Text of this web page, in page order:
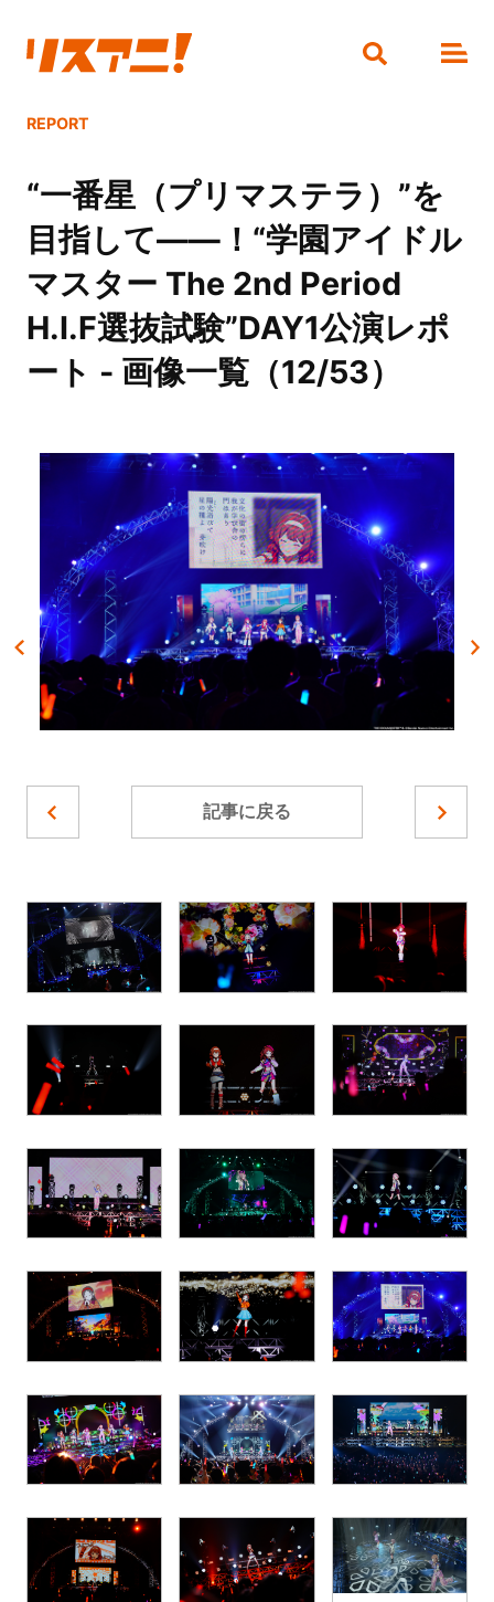
REPORT
“一番星（プリマステラ）”を
目指して――！“学園アイドル
マスター The 2nd Period
H.I.F選抜試験”DAY1公演レポ
ート - 画像一覧（12/53）
記事に戻る